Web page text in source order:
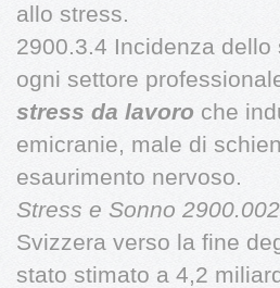
allo stress.
2900.3.4 Incidenza
ogni settore
stress da lavoro che
emicranie, male di
esaurimento nervoso.
Stress e Sonno 2900.002
Svizzera verso la fine
stato stimato a 4,2